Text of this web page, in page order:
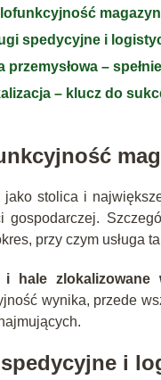
spedycyjne i
przemysłowa –
– klucz do
jako stolica i
gospodarczej.
przy czym usługa
i hale
wynika, przede
spedycyjne i